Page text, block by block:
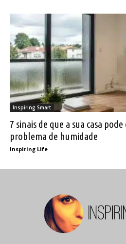
Inspiring Smart
7 sinais de que a sua casa
problema de humidade
Inspiring Life